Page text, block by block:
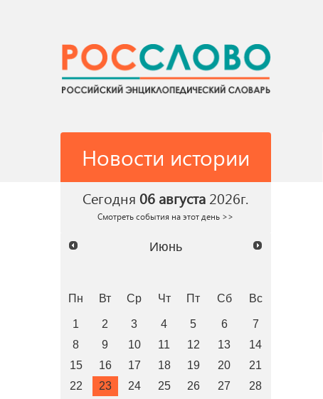
Новости истории
Сегодня 06 августа 2026г.
Смотреть события на этот день >>
Июнь
Пн Вт Ср Чт Пт Сб Вс
1 2 3 4 5 6
7
8
9 10 11 12 13
14
15
16 17 18 19 20
21
22
23 24 25 26 27
28